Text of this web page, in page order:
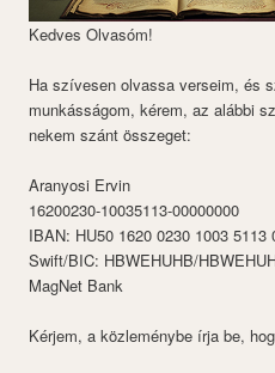
Kedves Olvasóm!
Ha szívesen olvassa verseim, és
munkásságom, kérem, az alábbi
nekem szánt összeget:
Aranyosi Ervin
16200230-10035113-00000000
IBAN: HU50 1620 0230 1003 5113
Swift/BIC: HBWEHUHB/
MagNet Bank
Kérjem, a közleménybe írja be,